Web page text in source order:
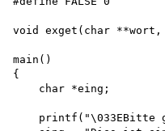
void exget(char
main()
{
    char *eing;
printf("\033EBitte